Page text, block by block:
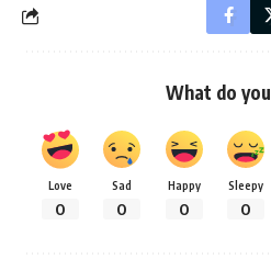
What do
Love
0
Sad
0
Happy
0
Sleepy
0